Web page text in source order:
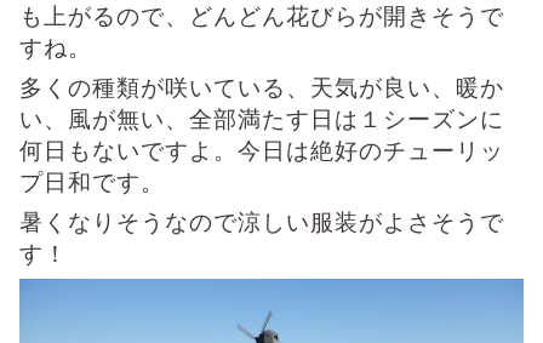
も上がるので、どんどん花びらが開きそうで
すね。
多くの種類が咲いている、天気が良い、暖か
い、風が無い、全部満たす日は１シーズンに
何日もないですよ。今日は絶好のチューリッ
プ日和です。
暑くなりそうなので涼しい服装がよさそうで
す！